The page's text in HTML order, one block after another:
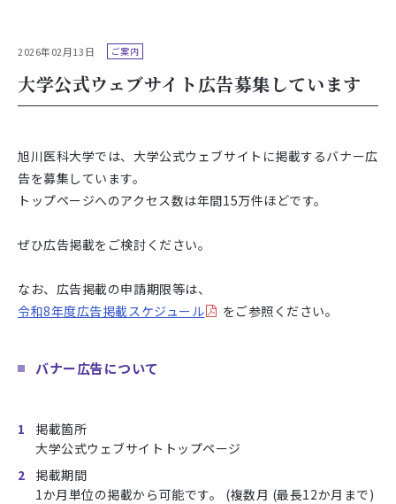
2026年02月13日 ご案内
大学公式ウェブサイト広告募集しています
旭川医科大学では、大学公式ウェブサイトに掲載するバナー広
告を募集しています。
トップページへのアクセス数は年間15万件ほどです。
ぜひ広告掲載をご検討ください。
なお、広告掲載の申請期限等は、
令和8年度広告掲載スケジュール
をご参照ください。
バナー広告について
掲載箇所
大学公式ウェブサイトトップページ
掲載期間
1か月単位の掲載から可能です。 (複数月 (最長12か月まで)